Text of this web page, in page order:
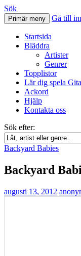
Sök
Primär meny Gå till
Startsida
Bläddra
Artister
Genrer
Topplistor
Lär dig spela
Ackord
Hjälp
Kontakta oss
Sök efter:
Backyard Babies
Backyard
augusti 13, 2012